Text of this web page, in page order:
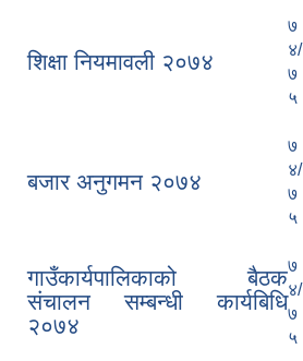
शिक्षा नियमावली २०७४
७
४/
७
५
बजार अनुगमन २०७४
७
४/
७
५
गाउँकार्यपालिकाको बैठक
संचालन सम्बन्धी कार्यबिधि
२०७४
७
४/
७
५